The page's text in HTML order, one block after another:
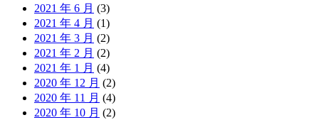
2021 年 6 月 (3)
2021 年 4 月 (1)
2021 年 3 月 (2)
2021 年 2 月 (2)
2021 年 1 月 (4)
2020 年 12 月 (2)
2020 年 11 月 (4)
2020 年 10 月 (2)